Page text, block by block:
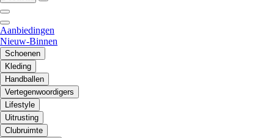
Aanbiedingen
Nieuw-Binnen
Schoenen
Kleding
Handballen
Vertegenwoordigers
Lifestyle
Uitrusting
Clubruimte